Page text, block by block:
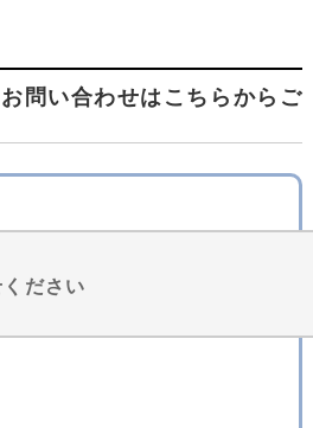
問い合わせはこちらからご
ださい